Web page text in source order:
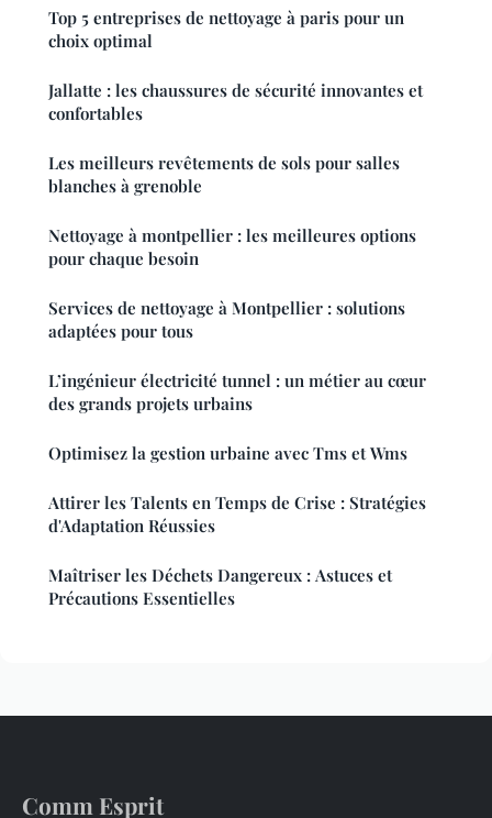
Top 5 entreprises de nettoyage à paris pour un
choix optimal
Jallatte : les chaussures de sécurité innovantes et
confortables
Les meilleurs revêtements de sols pour salles
blanches à grenoble
Nettoyage à montpellier : les meilleures options
pour chaque besoin
Services de nettoyage à Montpellier : solutions
adaptées pour tous
L’ingénieur électricité tunnel : un métier au cœur
des grands projets urbains
Optimisez la gestion urbaine avec Tms et Wms
Attirer les Talents en Temps de Crise : Stratégies
d'Adaptation Réussies
Maîtriser les Déchets Dangereux : Astuces et
Précautions Essentielles
Comm Esprit